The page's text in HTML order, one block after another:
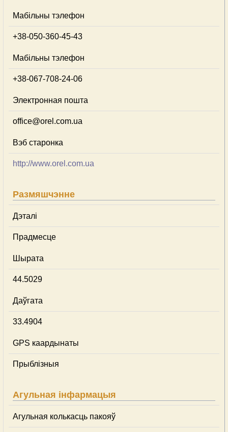
Мабільны тэлефон
+38-050-360-45-43
Мабільны тэлефон
+38-067-708-24-06
Электронная пошта
office@orel.com.ua
Вэб старонка
http://www.orel.com.ua
Размяшчэнне
Дэталі
Прадмесце
Шырата
44.5029
Даўгата
33.4904
GPS каардынаты
Прыблізныя
Агульная інфармацыя
Агульная колькасць пакояў